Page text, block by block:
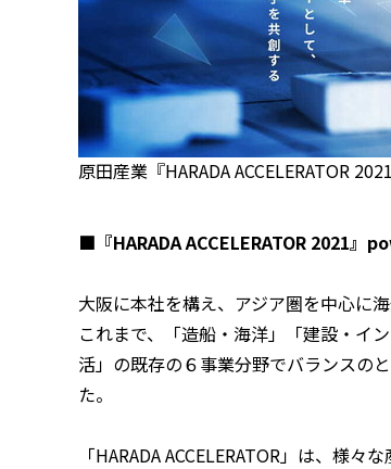
原田産業『HARADA ACCELERATOR
■『HARADA ACCELERATOR 2021
大阪に本社を構え、アジア圏を中心に
これまで、「造船・海洋」「建設・イ
活」の既存の６事業分野でバランスの
た。
「HARADA ACCELERATOR」は、様